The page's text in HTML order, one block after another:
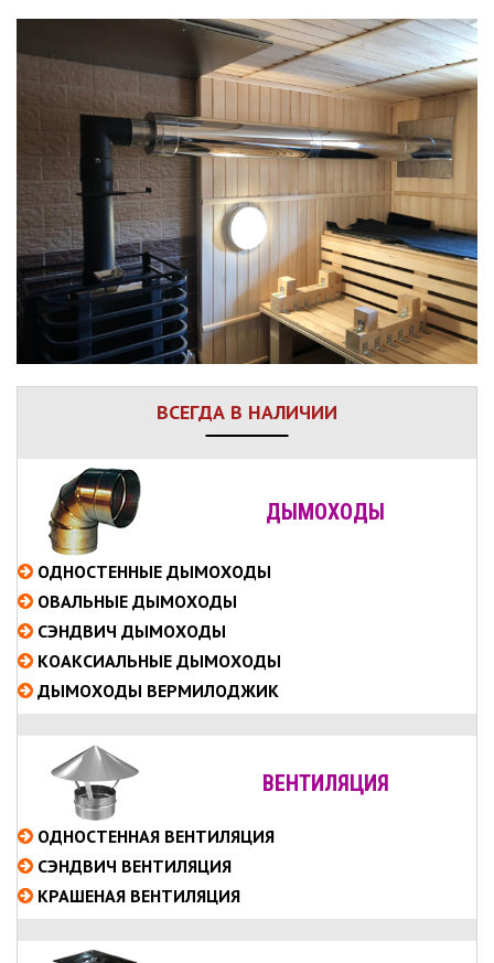
ВСЕГДА В НАЛИЧИИ
ДЫМОХОДЫ
ОДНОСТЕННЫЕ ДЫМОХОДЫ
ОВАЛЬНЫЕ ДЫМОХОДЫ
СЭНДВИЧ ДЫМОХОДЫ
КОАКСИАЛЬНЫЕ ДЫМОХОДЫ
ДЫМОХОДЫ ВЕРМИЛОДЖИК
ВЕНТИЛЯЦИЯ
ОДНОСТЕННАЯ ВЕНТИЛЯЦИЯ
СЭНДВИЧ ВЕНТИЛЯЦИЯ
КРАШЕНАЯ ВЕНТИЛЯЦИЯ